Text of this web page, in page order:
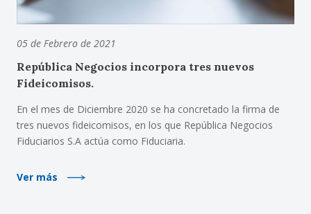
05 de Febrero de 2021
República Negocios incorpora tres nuevos
Fideicomisos.
En el mes de Diciembre 2020 se ha concretado la firma de
tres nuevos fideicomisos, en los que República Negocios
Fiduciarios S.A actúa como Fiduciaria.
Ver más